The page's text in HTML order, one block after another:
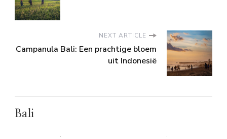
NEXT ARTICLE
Campanula Bali: Een prachtige bloem
uit Indonesië
Bali